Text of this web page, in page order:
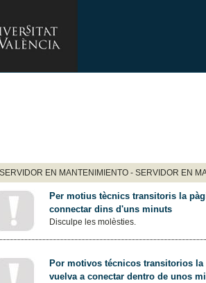
SERVIDOR EN MANTENIMIENTO - SERVIDOR EN
Per motius tècnics transitoris la
connectar dins d'uns minuts
Disculpe les molèsties.
Por motivos técnicos transitorios
vuelva a conectar dentro de unos